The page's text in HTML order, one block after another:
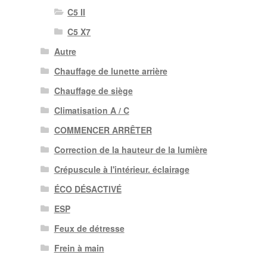
C5 II
C5 X7
Autre
Chauffage de lunette arrière
Chauffage de siège
Climatisation A / C
COMMENCER ARRÊTER
Correction de la hauteur de la lumière
Crépuscule à l'intérieur. éclairage
ÉCO DÉSACTIVÉ
ESP
Feux de détresse
Frein à main